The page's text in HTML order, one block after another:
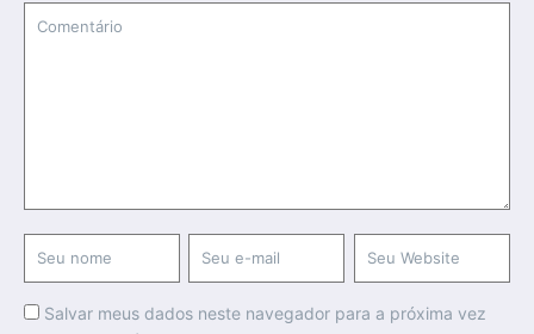
Salvar meus dados neste navegador para a próxima vez